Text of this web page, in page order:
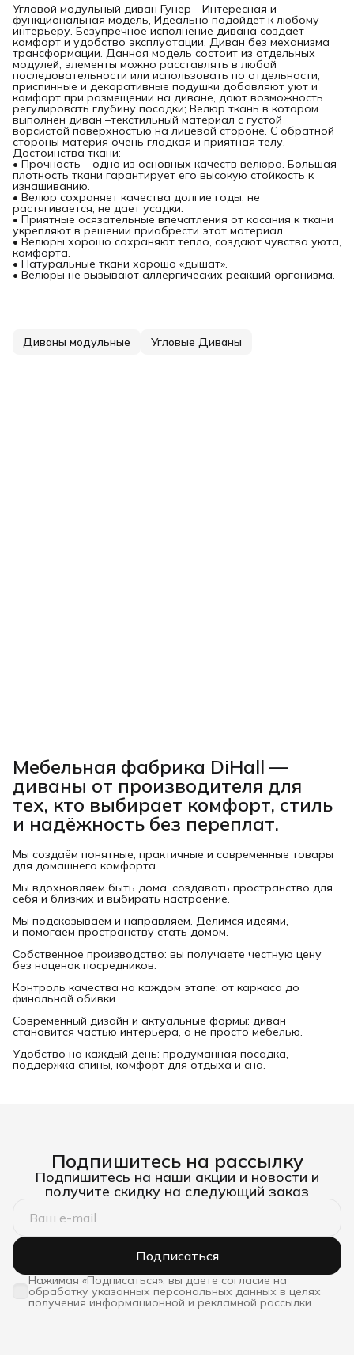
Угловой модульный диван Гунер - Интересная и
функциональная модель, Идеально подойдет к любому
интерьеру. Безупречное исполнение дивана создает
комфорт и удобство эксплуатации. Диван без механизма
трансформации. Данная модель состоит из отдельных
модулей, элементы можно расставлять в любой
последовательности или использовать по отдельности;
приспинные и декоративные подушки добавляют уют и
комфорт при размещении на диване, дают возможность
регулировать глубину посадки; Велюр ткань в котором
выполнен диван –текстильный материал с густой
ворсистой поверхностью на лицевой стороне. С обратной
стороны материя очень гладкая и приятная телу.
Достоинства ткани:
• Прочность – одно из основных качеств велюра. Большая
плотность ткани гарантирует его высокую стойкость к
изнашиванию.
• Велюр сохраняет качества долгие годы, не
растягивается, не дает усадки.
• Приятные осязательные впечатления от касания к ткани
укрепляют в решении приобрести этот материал.
• Велюры хорошо сохраняют тепло, создают чувства уюта,
комфорта.
• Натуральные ткани хорошо «дышат».
• Велюры не вызывают аллергических реакций организма.
Диваны модульные Угловые Диваны
Мебельная фабрика DiHall —
диваны от производителя для
тех, кто выбирает комфорт, стиль
и надёжность без переплат.
Мы создаём понятные, практичные и современные товары
для домашнего комфорта.
Мы вдохновляем быть дома, создавать пространство для
себя и близких и выбирать настроение.
Мы подсказываем и направляем. Делимся идеями,
и помогаем пространству стать домом.
Собственное производство: вы получаете честную цену
без наценок посредников.
Контроль качества на каждом этапе: от каркаса до
финальной обивки.
Современный дизайн и актуальные формы: диван
становится частью интерьера, а не просто мебелью.
Удобство на каждый день: продуманная посадка,
поддержка спины, комфорт для отдыха и сна.
Подпишитесь на рассылку
Подпишитесь на наши акции и новости и
получите скидку на следующий заказ
Подписаться
Нажимая «Подписаться», вы даете согласие на
обработку указанных персональных данных в целях
получения информационной и рекламной рассылки